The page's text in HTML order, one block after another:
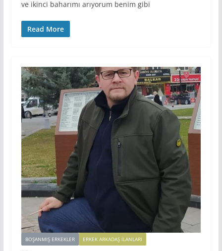
ve ikinci baharımı arıyorum benim gibi
Read More
BOŞANMIŞ ERKEKLER ERKEK ARKADAŞ ILANLARI